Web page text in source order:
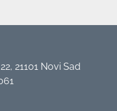
21101 Novi Sad